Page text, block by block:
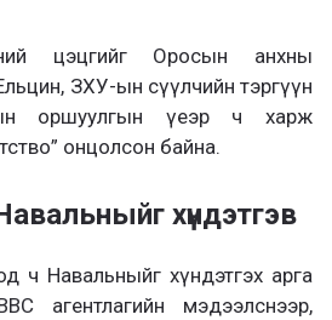
цэцгийг Оросын анхны
ЗХУ-ын сүүлчийн тэргүүн
оршуулгын үеэр ч харж
онцолсон байна.
хүндэтгэв
ч Навальныйг хүндэтгэх арга
агентлагийн мэдээлснээр,